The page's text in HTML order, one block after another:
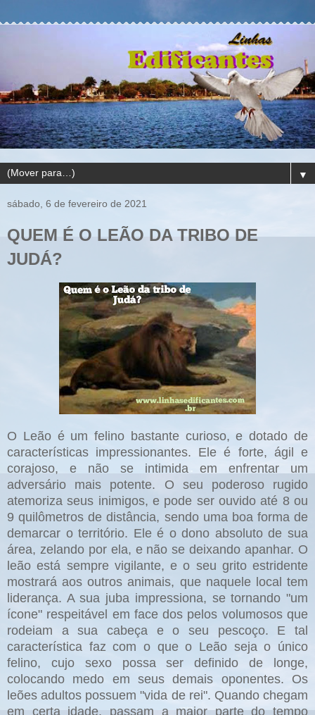
▼
sábado, 6 de fevereiro de 2021
QUEM É O LEÃO DA TRIBO DE
JUDÁ?
O Leão é um felino bastante curioso, e dotado de
características impressionantes. Ele é forte, ágil e
corajoso, e não se intimida em enfrentar um
adversário mais potente. O seu poderoso rugido
atemoriza seus inimigos, e pode ser ouvido até 8 ou
9 quilômetros de distância, sendo uma boa forma de
demarcar o território. Ele é o dono absoluto de sua
área, zelando por ela, e não se deixando apanhar. O
leão está sempre vigilante, e o seu grito estridente
mostrará aos outros animais, que naquele local tem
liderança. A sua juba impressiona, se tornando "um
ícone" respeitável em face dos pelos volumosos que
rodeiam a sua cabeça e o seu pescoço. E tal
característica faz com o que o Leão seja o único
felino, cujo sexo possa ser definido de longe,
colocando medo em seus demais oponentes. Os
leões adultos possuem "vida de rei". Quando chegam
em certa idade, passam a maior parte do tempo